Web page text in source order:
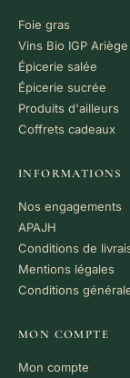
Foie gras
Vins Bio IGP Ariège
Épicerie salée
Épicerie sucrée
Produits d'ailleurs
Coffrets cadeaux
INFORMATIONS
Nos engagements
APAJH
Conditions de
Mentions légales
Conditions
MON COMPTE
Mon compte